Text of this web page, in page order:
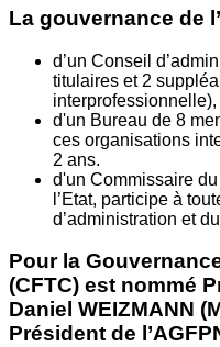
La gouvernance de
d’un Conseil
titulaires et 2
d'un Bureau de 8
ces organisations
2 ans.
d'un Commissaire
l’Etat, participe à
d’administration et
Pour la
(CFTC) est nommé
Daniel WEIZMANN
Président de